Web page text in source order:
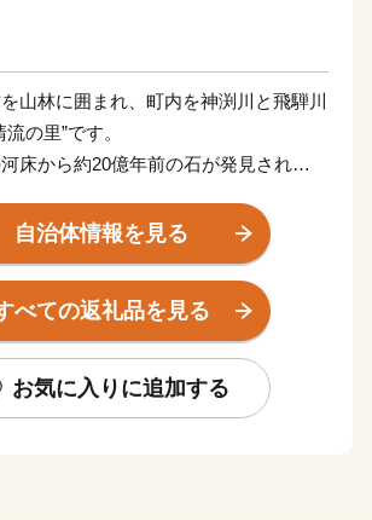
山林に囲まれ、町内を神渕川と飛騨川
の里”です。
床から約20億年前の石が発見され
園に指定されている「飛水峡」は、岩
ックな景観が楽しめる観光スポットで
群」は、国の天然記念物にも指定され
自治体情報を見る
べての返礼品を見る
お気に入りに追加する